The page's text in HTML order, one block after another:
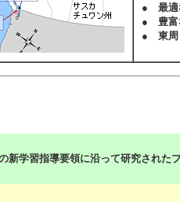
● 最適
● 豊富
● 東周
新学習指導要領に沿って研究された